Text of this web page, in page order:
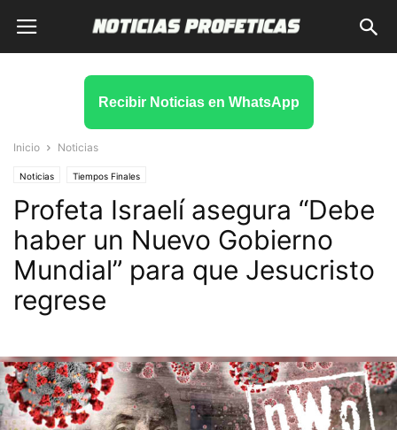
Recibir Noticias en WhatsApp
Inicio Noticias
Noticias Tiempos Finales
Profeta Israelí asegura “Debe
haber un Nuevo Gobierno
Mundial” para que Jesucristo
regrese